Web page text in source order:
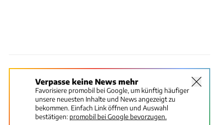
Verpasse keine News mehr
Favorisiere promobil bei Google, um künftig häufiger
unsere neuesten Inhalte und News angezeigt zu
bekommen. Einfach Link öffnen und Auswahl
bestätigen: promobil bei Google bevorzugen.